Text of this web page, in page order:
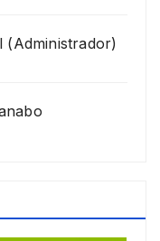
(Administrador)